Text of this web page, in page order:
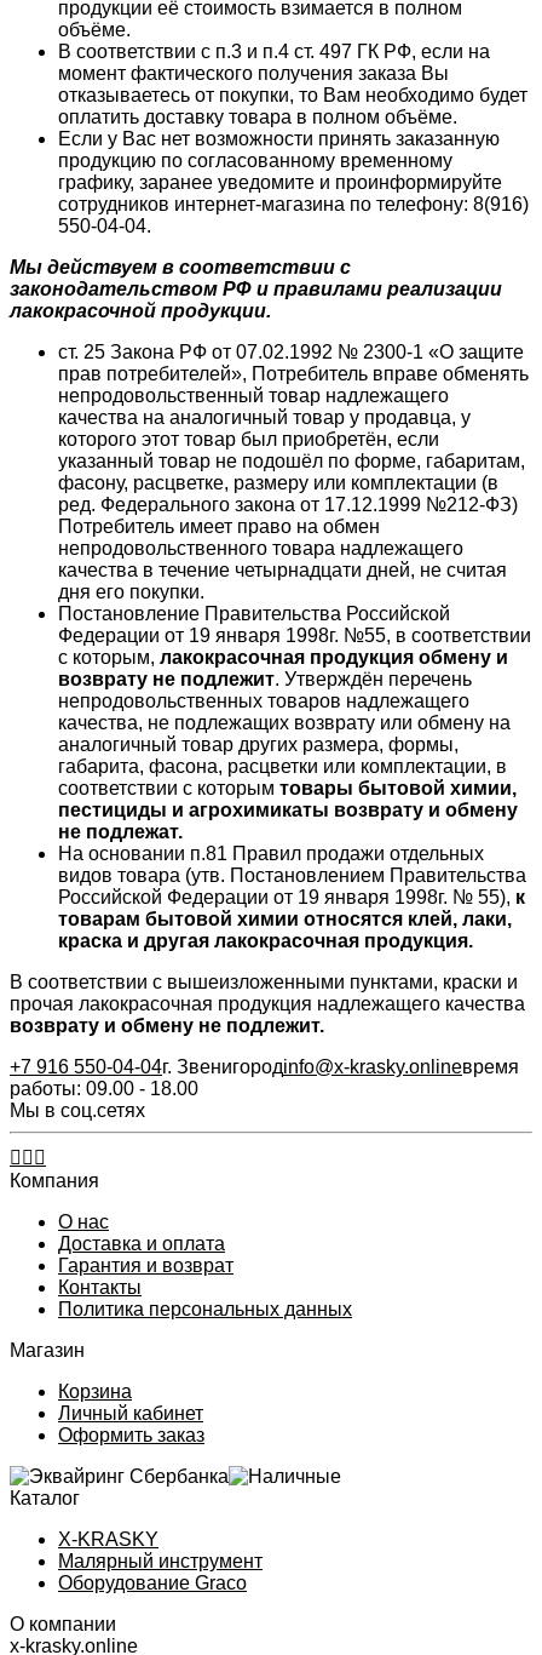
продукции её стоимость взимается в полном
объёме.
В соответствии с п.3 и п.4 ст. 497 ГК РФ, если на
момент фактического получения заказа Вы
отказываетесь от покупки, то Вам необходимо будет
оплатить доставку товара в полном объёме.
Если у Вас нет возможности принять заказанную
продукцию по согласованному временному
графику, заранее уведомите и проинформируйте
сотрудников интернет-магазина по телефону: 8(916)
550-04-04.
Мы действуем в соответствии с
законодательством РФ и правилами реализации
лакокрасочной продукции.
ст. 25 Закона РФ от 07.02.1992 № 2300-1 «О защите
прав потребителей», Потребитель вправе обменять
непродовольственный товар надлежащего
качества на аналогичный товар у продавца, у
которого этот товар был приобретён, если
указанный товар не подошёл по форме, габаритам,
фасону, расцветке, размеру или комплектации (в
ред. Федерального закона от 17.12.1999 №212-ФЗ)
Потребитель имеет право на обмен
непродовольственного товара надлежащего
качества в течение четырнадцати дней, не считая
дня его покупки.
Постановление Правительства Российской
Федерации от 19 января 1998г. №55, в соответствии
с которым, лакокрасочная продукция обмену и
возврату не подлежит. Утверждён перечень
непродовольственных товаров надлежащего
качества, не подлежащих возврату или обмену на
аналогичный товар других размера, формы,
габарита, фасона, расцветки или комплектации, в
соответствии с которым товары бытовой химии,
пестициды и агрохимикаты возврату и обмену
не подлежат.
На основании п.81 Правил продажи отдельных
видов товара (утв. Постановлением Правительства
Российской Федерации от 19 января 1998г. № 55), к
товарам бытовой химии относятся клей, лаки,
краска и другая лакокрасочная продукция.
В соответствии с вышеизложенными пунктами, краски и
прочая лакокрасочная продукция надлежащего качества
возврату и обмену не подлежит.
+7 916 550-04-04г. Звенигородinfo@x-krasky.onlineвремя
работы: 09.00 - 18.00
Мы в соц.сетях
Компания
О нас
Доставка и оплата
Гарантия и возврат
Контакты​
Политика персональных данных
Магазин
Корзина
Личный кабинет
Оформить заказ
Каталог
X-KRASKY
Малярный инструмент
Оборудование Graco
О компании
x-krasky.online